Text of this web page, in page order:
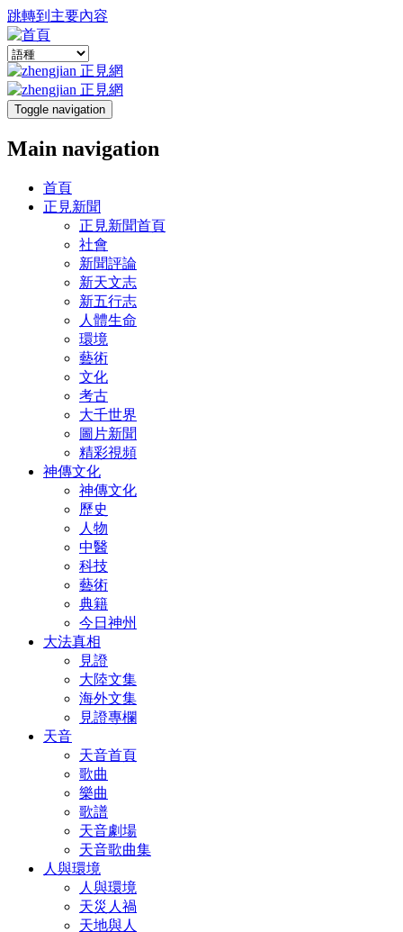
跳轉到主要內容
Toggle navigation
Main navigation
首頁
正見新聞
正見新聞首頁
社會
新聞評論
新天文志
新五行志
人體生命
環境
藝術
文化
考古
大千世界
圖片新聞
精彩視頻
神傳文化
神傳文化
歷史
人物
中醫
科技
藝術
典籍
今日神州
大法真相
見證
大陸文集
海外文集
見證專欄
天音
天音首頁
歌曲
樂曲
歌譜
天音劇場
天音歌曲集
人與環境
人與環境
天災人禍
天地與人